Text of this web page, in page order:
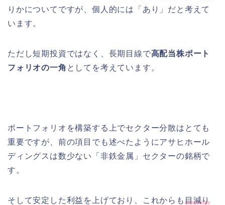
りかについてですが、個人的には「あり」だと考えて
います。
ただし短期投資ではなく、長期目線で高配当株ポート
フォリオの一角 としてを考えています。
ポートフォリオを構築する上でセクター分散はとても
重要ですが、前の項目でも述べたようにアサヒホール
ディングスは数少ない「非鉄金属」セクターの銘柄で
す。
そして安定した利益を上げており、これからも目減り